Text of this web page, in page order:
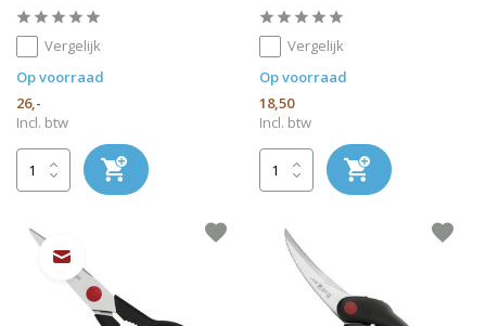
Vergelijk
Op voorraad
26,-
Incl. btw
Vergelijk
Op voorraad
18,50
Incl. btw